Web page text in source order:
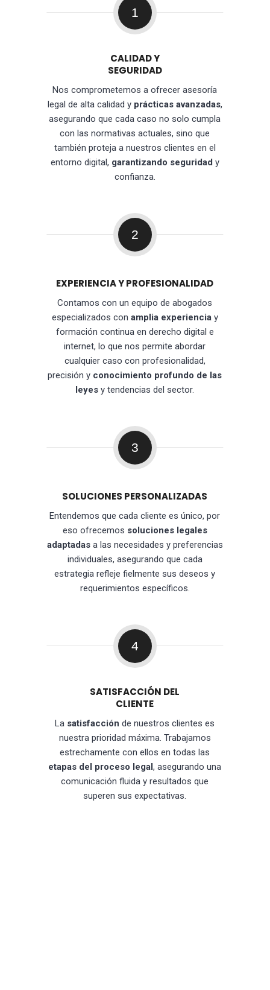
1
CALIDAD Y
SEGURIDAD
Nos comprometemos a ofrecer asesoría
legal de alta calidad y prácticas avanzadas,
asegurando que cada caso no solo cumpla
con las normativas actuales, sino que
también proteja a nuestros clientes en el
entorno digital, garantizando seguridad y
confianza.
2
EXPERIENCIA Y PROFESIONALIDAD
Contamos con un equipo de abogados
especializados con amplia experienciay
formación continua en derecho digital e
internet, lo que nos permite abordar
cualquier caso con profesionalidad,
precisión y conocimiento profundo de las
leyes y tendencias del sector.
3
SOLUCIONES PERSONALIZADAS
Entendemos que cada cliente es único, por
eso ofrecemos soluciones legales
adaptadasa las necesidades y preferencias
individuales, asegurando que cada
estrategia refleje fielmente sus deseos y
requerimientos específicos.
4
SATISFACCIÓN DEL
CLIENTE
La satisfacción de nuestros clientes es
nuestra prioridad máxima. Trabajamos
estrechamente con ellos en todas las
etapas del proceso legal, asegurando una
comunicación fluida y resultados que
superen sus expectativas.